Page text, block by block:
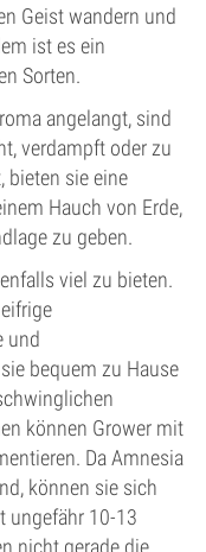
Geist wandern und
ist es ein
Sorten.
angelangt, sind
verdampft oder zu
bieten sie eine
Hauch von Erde,
zu geben.
viel zu bieten.
und
bequem zu Hause
können Grower mit
Da Amnesia
können sie sich
ungefähr 10-13
nicht gerade die